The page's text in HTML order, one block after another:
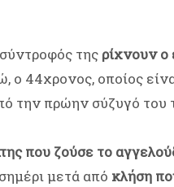
της ρίχνουν ο
ο 44χρονος, οποίος
την πρώην σύζυγό του
που ζούσε το
μετά από κλήση